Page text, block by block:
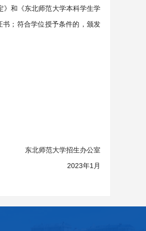
》和《东北师范大学本科学生学
；符合学位授予条件的，颁发
东北师范大学招生办公室
2023年1月